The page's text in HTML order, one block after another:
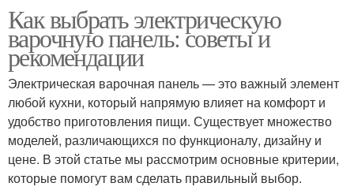
Как выбрать электрическую
варочную панель: советы и
рекомендации
Электрическая варочная панель — это важный элемент
любой кухни, который напрямую влияет на комфорт и
удобство приготовления пищи. Существует множество
моделей, различающихся по функционалу, дизайну и
цене. В этой статье мы рассмотрим основные критерии,
которые помогут вам сделать правильный выбор.